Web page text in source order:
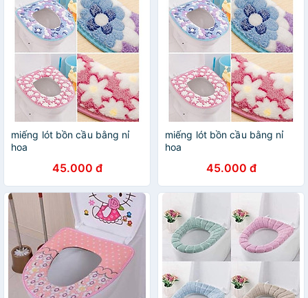
miếng lót bồn cầu bằng nỉ
hoa
45.000 đ
miếng lót bồn cầu bằng nỉ
hoa
45.000 đ